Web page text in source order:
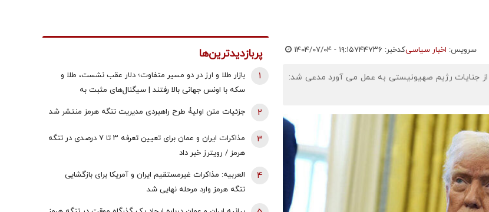
سرویس: اخبار سیاسیکدخبر: ۷۴۴۷۳۶ ۱۴۰۴/۰۷/۰۴ - ۱۹:۱۵
جنایات رژیم صهیونیستی به عمل می آورد مدعی شد:
پربازدیدترین‌ها
بازار طلا و ارز در دو مسیر متفاوت؛ دلار عقب نشست، طلا و
سکه با اونس جهانی بالا رفتند | سیگنال‌های مثبت به
معامله‌گران رسید!
1
جزئیات متن اولیۀ طرح راهبردی مدیریت تنگه هرمز منتشر شد 2
مذاکرات ایران و عمان برای تعیین تعرفه ۳ تا ۷ درصدی در تنگه
هرمز / رویترز خبر داد
3
العربیه: مذاکرات غیرمستقیم ایران و آمریکا برای بازگشایی
تنگه هرمز وارد مرحله نهایی شد
4